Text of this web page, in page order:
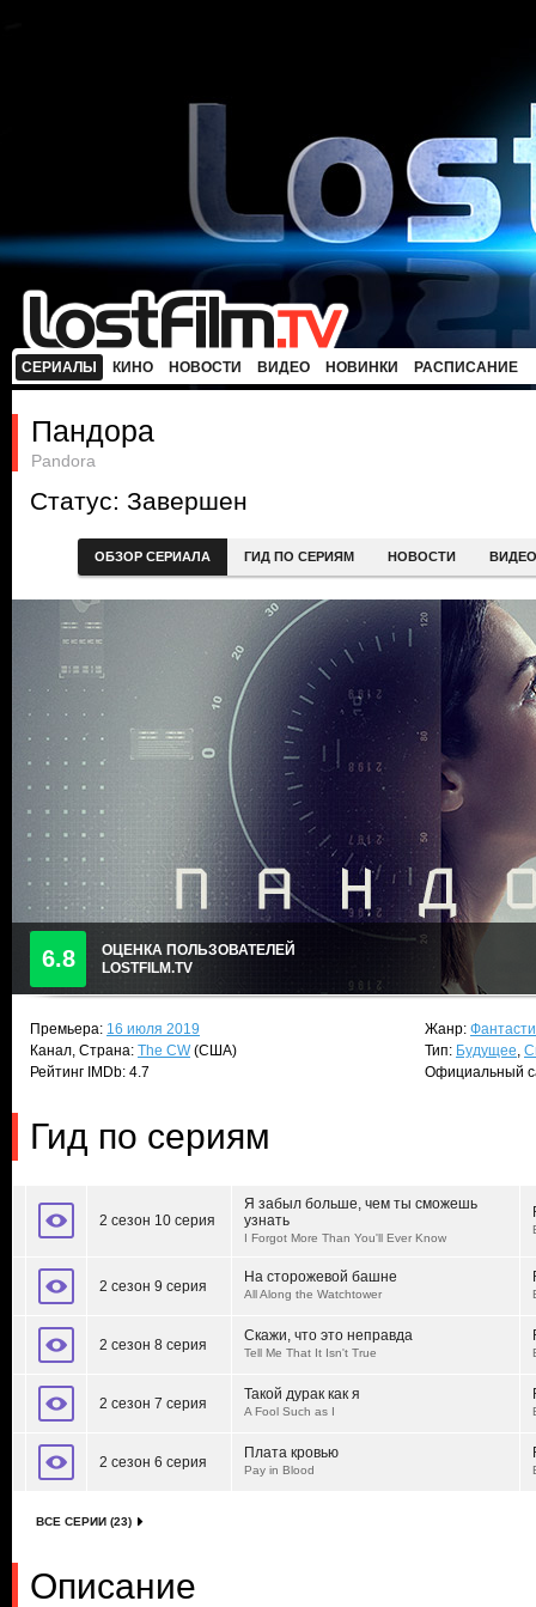
СЕРИАЛЫ КИНО НОВОСТИ ВИДЕО НОВИНКИ РАСПИСАНИЕ
Пандора
Pandora
Статус: Завершен
ОБЗОР СЕРИАЛА ГИД ПО СЕРИЯМ НОВОСТИ ВИДЕО
6.8
ОЦЕНКА ПОЛЬЗОВАТЕЛЕЙ
LOSTFILM.TV
Премьера: 16 июля 2019
Канал, Страна: The CW(США)
Рейтинг IMDb: 4.7
Жанр:
Тип: Будущее,
Официальный
Гид по сериям
2 сезон 10 серия
Я забыл больше, чем ты сможешь
узнать
I Forgot More Than You'll Ever Know
2 сезон 9 серия
На сторожевой башне
All Along the Watchtower
2 сезон 8 серия
Скажи, что это неправда
Tell Me That It Isn't True
2 сезон 7 серия
Такой дурак как я
A Fool Such as I
2 сезон 6 серия
Плата кровью
Pay in Blood
ВСЕ СЕРИИ (23)
Описание